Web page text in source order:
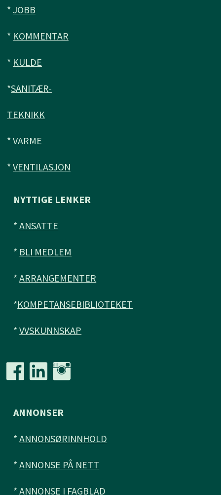
* JOBB
* KOMMENTAR
* KULDE
*SANITÆR-
TEKNIKK
* VARME
* VENTILASJON
NYTTIGE LENKER
*ANSATTE
* BLI MEDLEM
*ARRANGEMENTER
*KOMPETANSEBIBLIOTEKET
*VVSKUNNSKAP
ANNONSER
*ANNONSØRINNHOLD
*ANNONSE PÅ NETT
*ANNONSE I FAGBLAD